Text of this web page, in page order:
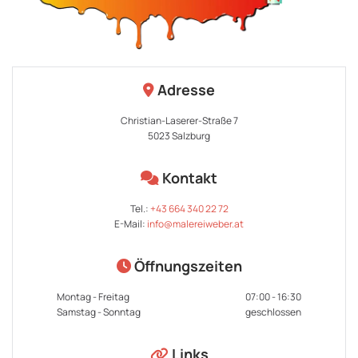
 Adresse
Christian-Laserer-Straße 7
5023 Salzburg
 Kontakt
Tel.:+43 664 340 22 72
E-Mail: info@malereiweber.at
Öffnungszeiten
Montag - Freitag
07:00 - 16:30
Samstag - Sonntag
geschlossen
